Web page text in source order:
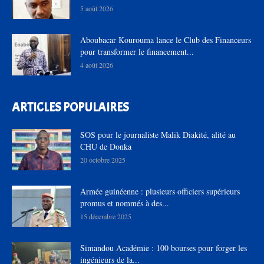
5 août 2026
Aboubacar Kourouma lance le Club des Financeurs
pour transformer le financement...
4 août 2026
ARTICLES POPULAIRES
SOS pour le journaliste Malik Diakité, alité au
CHU de Donka
20 octobre 2025
Armée guinéenne : plusieurs officiers supérieurs
promus et nommés à des...
15 décembre 2025
Simandou Académie : 100 bourses pour forger les
ingénieurs de la...